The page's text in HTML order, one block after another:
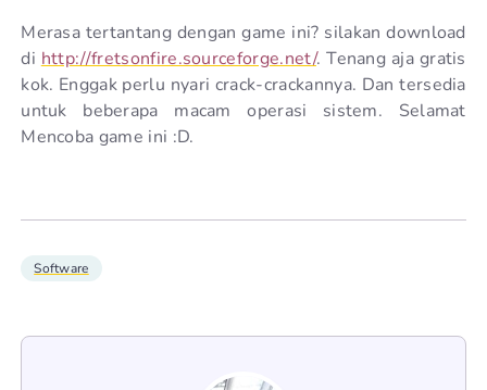
Merasa tertantang dengan game ini? silakan download
di http://fretsonfire.sourceforge.net/. Tenang aja gratis
kok. Enggak perlu nyari crack-crackannya. Dan tersedia
untuk beberapa macam operasi sistem. Selamat
Mencoba game ini :D.
Software